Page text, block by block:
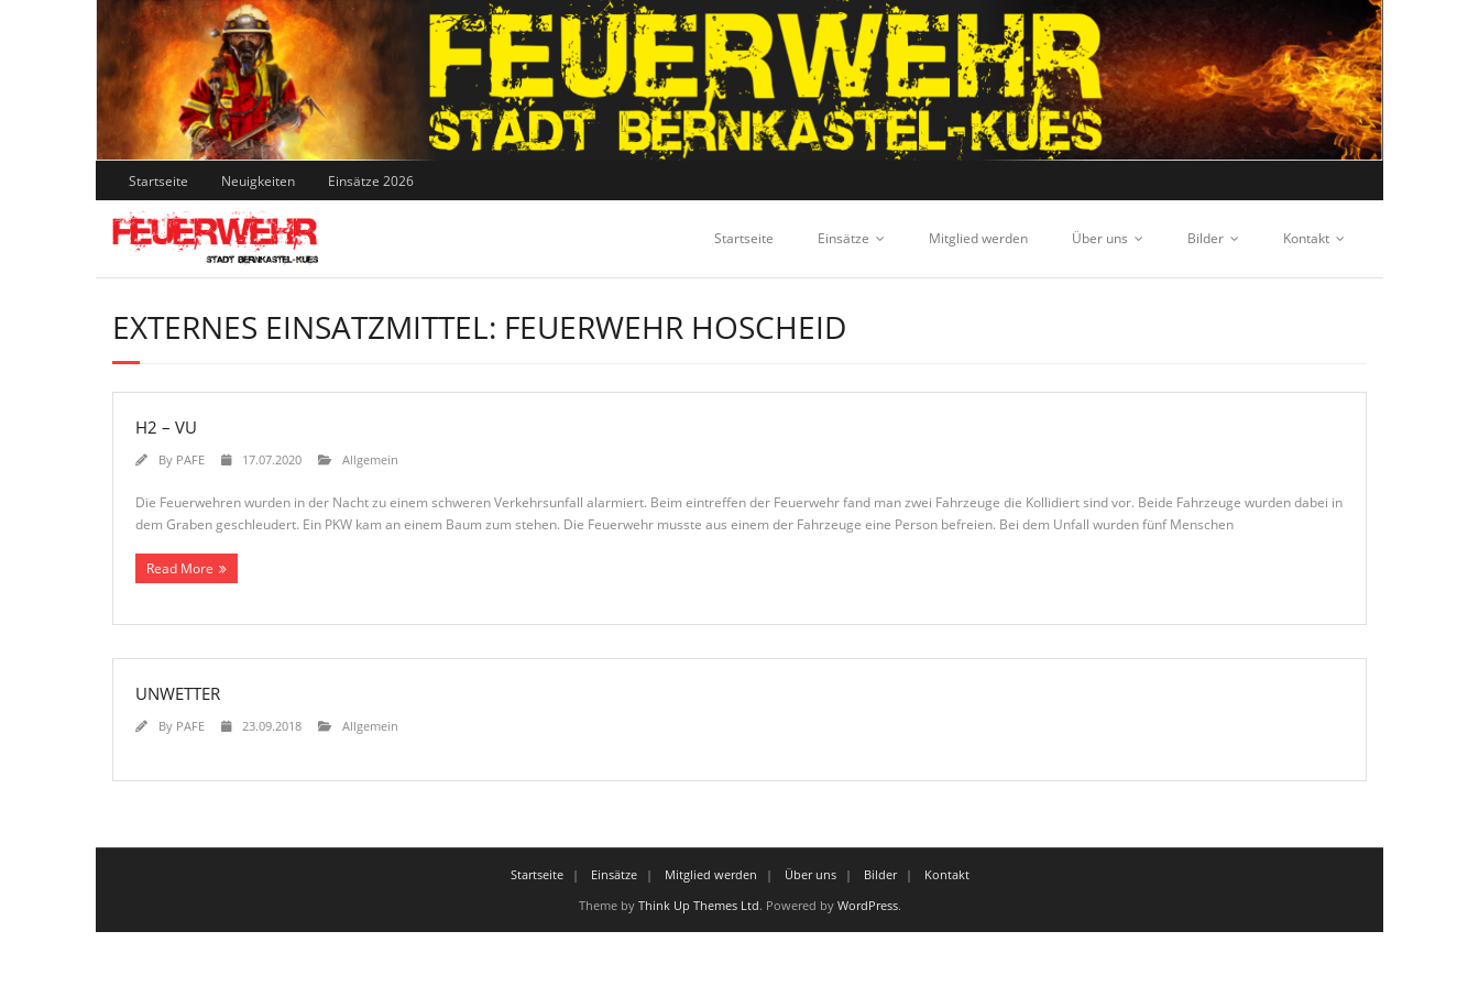
Skip
to
content
Startseite Neuigkeiten Einsätze 2026
Startseite Einsätze Mitglied werden Über uns Bilder Kontakt
EXTERNES EINSATZMITTEL: FEUERWEHR HOSCHEID
H2 – VU
By PAFE 17.07.2020 Allgemein
Die Feuerwehren wurden in der Nacht zu einem schweren Verkehrsunfall alarmiert. Beim eintreffen der Feuerwehr fand man zwei Fahrzeuge die Kollidiert sind vor. Beide Fahrzeuge wurden dabei in
dem Graben geschleudert. Ein PKW kam an einem Baum zum stehen. Die Feuerwehr musste aus einem der Fahrzeuge eine Person befreien. Bei dem Unfall wurden fünf Menschen
Read More
UNWETTER
By PAFE 23.09.2018 Allgemein
Startseite Einsätze Mitglied werden Über uns Bilder
Kontakt
Theme by Think Up Themes Ltd. Powered by WordPress.